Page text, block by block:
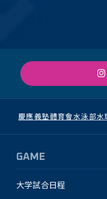
慶應義塾體育會水泳部水
GAME
大学試合日程